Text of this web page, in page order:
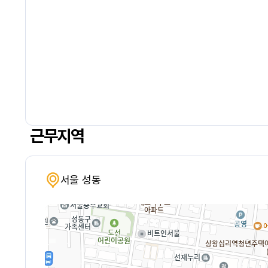
근무지역
서울 성동